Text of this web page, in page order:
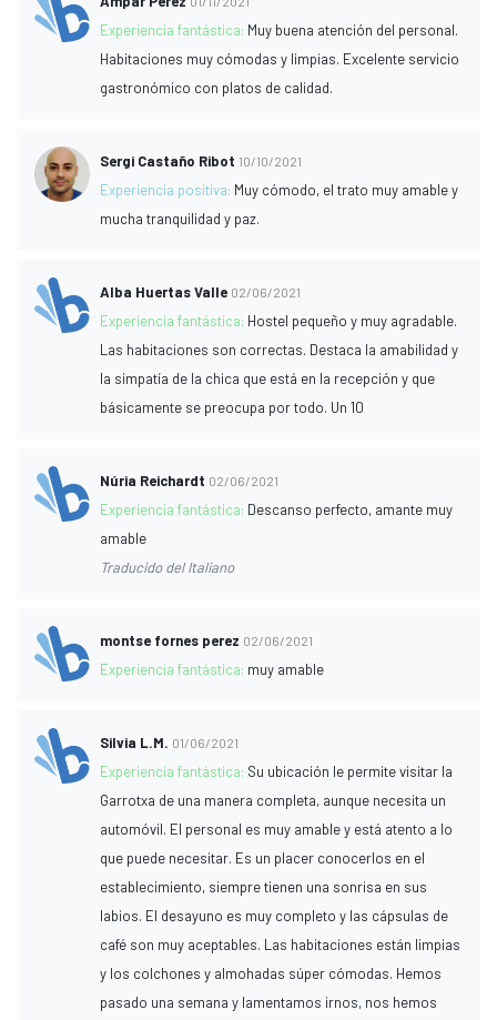
Experiencia fantástica: Muy buena atención del personal.
Habitaciones muy cómodas y limpias. Excelente servicio
gastronómico con platos de calidad.
Sergi Castaño Ribot 10/10/2021
Experiencia positiva: Muy cómodo, el trato muy amable y
mucha tranquilidad y paz.
Alba Huertas Valle 02/06/2021
Experiencia fantástica: Hostel pequeño y muy agradable.
Las habitaciones son correctas. Destaca la amabilidad y
la simpatía de la chica que está en la recepción y que
básicamente se preocupa por todo. Un 10
Núria Reichardt 02/06/2021
Experiencia fantástica: Descanso perfecto, amante muy
amable
Traducido del Italiano
montse fornes perez 02/06/2021
Experiencia fantástica: muy amable
Silvia L.M. 01/06/2021
Experiencia fantástica: Su ubicación le permite visitar la
Garrotxa de una manera completa, aunque necesita un
automóvil. El personal es muy amable y está atento a lo
que puede necesitar. Es un placer conocerlos en el
establecimiento, siempre tienen una sonrisa en sus
labios. El desayuno es muy completo y las cápsulas de
café son muy aceptables. Las habitaciones están limpias
y los colchones y almohadas súper cómodas. Hemos
pasado una semana y lamentamos irnos, nos hemos